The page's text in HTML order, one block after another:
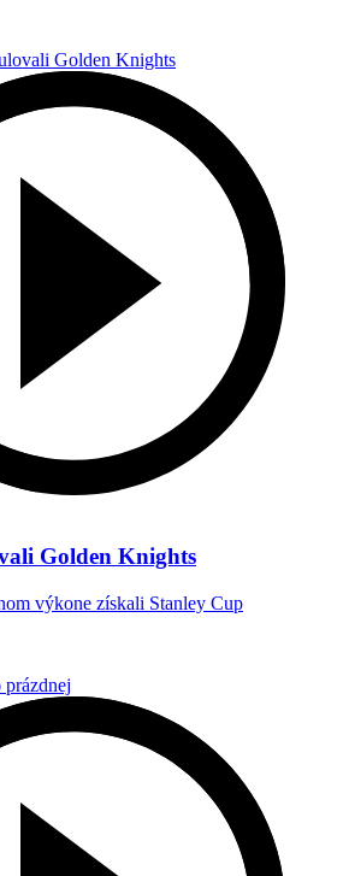
Golden Knights
výkone získali Stanley Cup